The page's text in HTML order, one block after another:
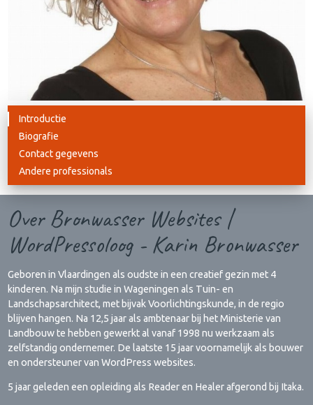
Introductie
Biografie
Contact gegevens
Andere professionals
Over Bronwasser Websites |
WordPressoloog - Karin Bronwasser
Geboren in Vlaardingen als oudste in een creatief gezin met 4
kinderen. Na mijn studie in Wageningen als Tuin- en
Landschapsarchitect, met bijvak Voorlichtingskunde, in de regio
blijven hangen. Na 12,5 jaar als ambtenaar bij het Ministerie van
Landbouw te hebben gewerkt al vanaf 1998 nu werkzaam als
zelfstandig ondernemer. De laatste 15 jaar voornamelijk als bouwer
en ondersteuner van WordPress websites.
5 jaar geleden een opleiding als Reader en Healer afgerond bij Itaka.